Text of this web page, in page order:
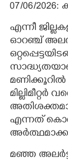
07/06/
എന്നീ
ഓറഞ്ച്
മണിക്കൂറിൽ
അതിശക്തമായ
എന്നത്
മഞ്ഞ